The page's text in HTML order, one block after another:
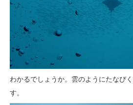
わかるでしょうか。雲のようにたなびく
す。